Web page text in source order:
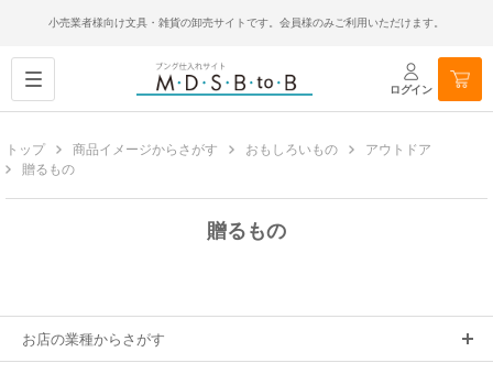
小売業者様向け文具・雑貨の卸売サイトです。会員様のみご利用いただけます。
ログイン
トップ 商品イメージからさがす おもしろいもの
アウトドア
贈るもの
贈るもの
お店の業種からさがす